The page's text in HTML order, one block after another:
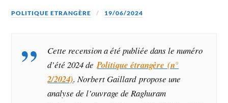
POLITIQUE ETRANGÈRE 19/06/2024
Cette recension a été publiée dans le numéro
d’été 2024 dePolitique étrangère (n°
2/2024). Norbert Gaillard propose une
analyse de l’ouvrage de Raghuram